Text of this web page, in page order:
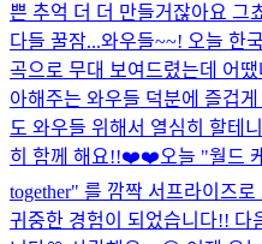
쁜 추억 더 더 만들거잖아요 그
다들 꿀잠...와우들~~! 오늘 한
곡으로 무대 보여드렸는데 어
아해주는 와우들 덕분에 즐겁
도 와우들 위해서 열심히 할테
히 함께 해요!!❤️❤️오늘 "월드
together" 를 깜짝 서프라이즈
귀중한 경험이 되었습니다!! 다